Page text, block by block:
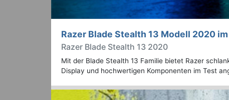
Razer Blade Stealth 13 Modell 2020
Razer Blade Stealth 13 2020
Mit der Blade Stealth 13 Familie bietet Razer
Display und hochwertigen Komponenten im Test